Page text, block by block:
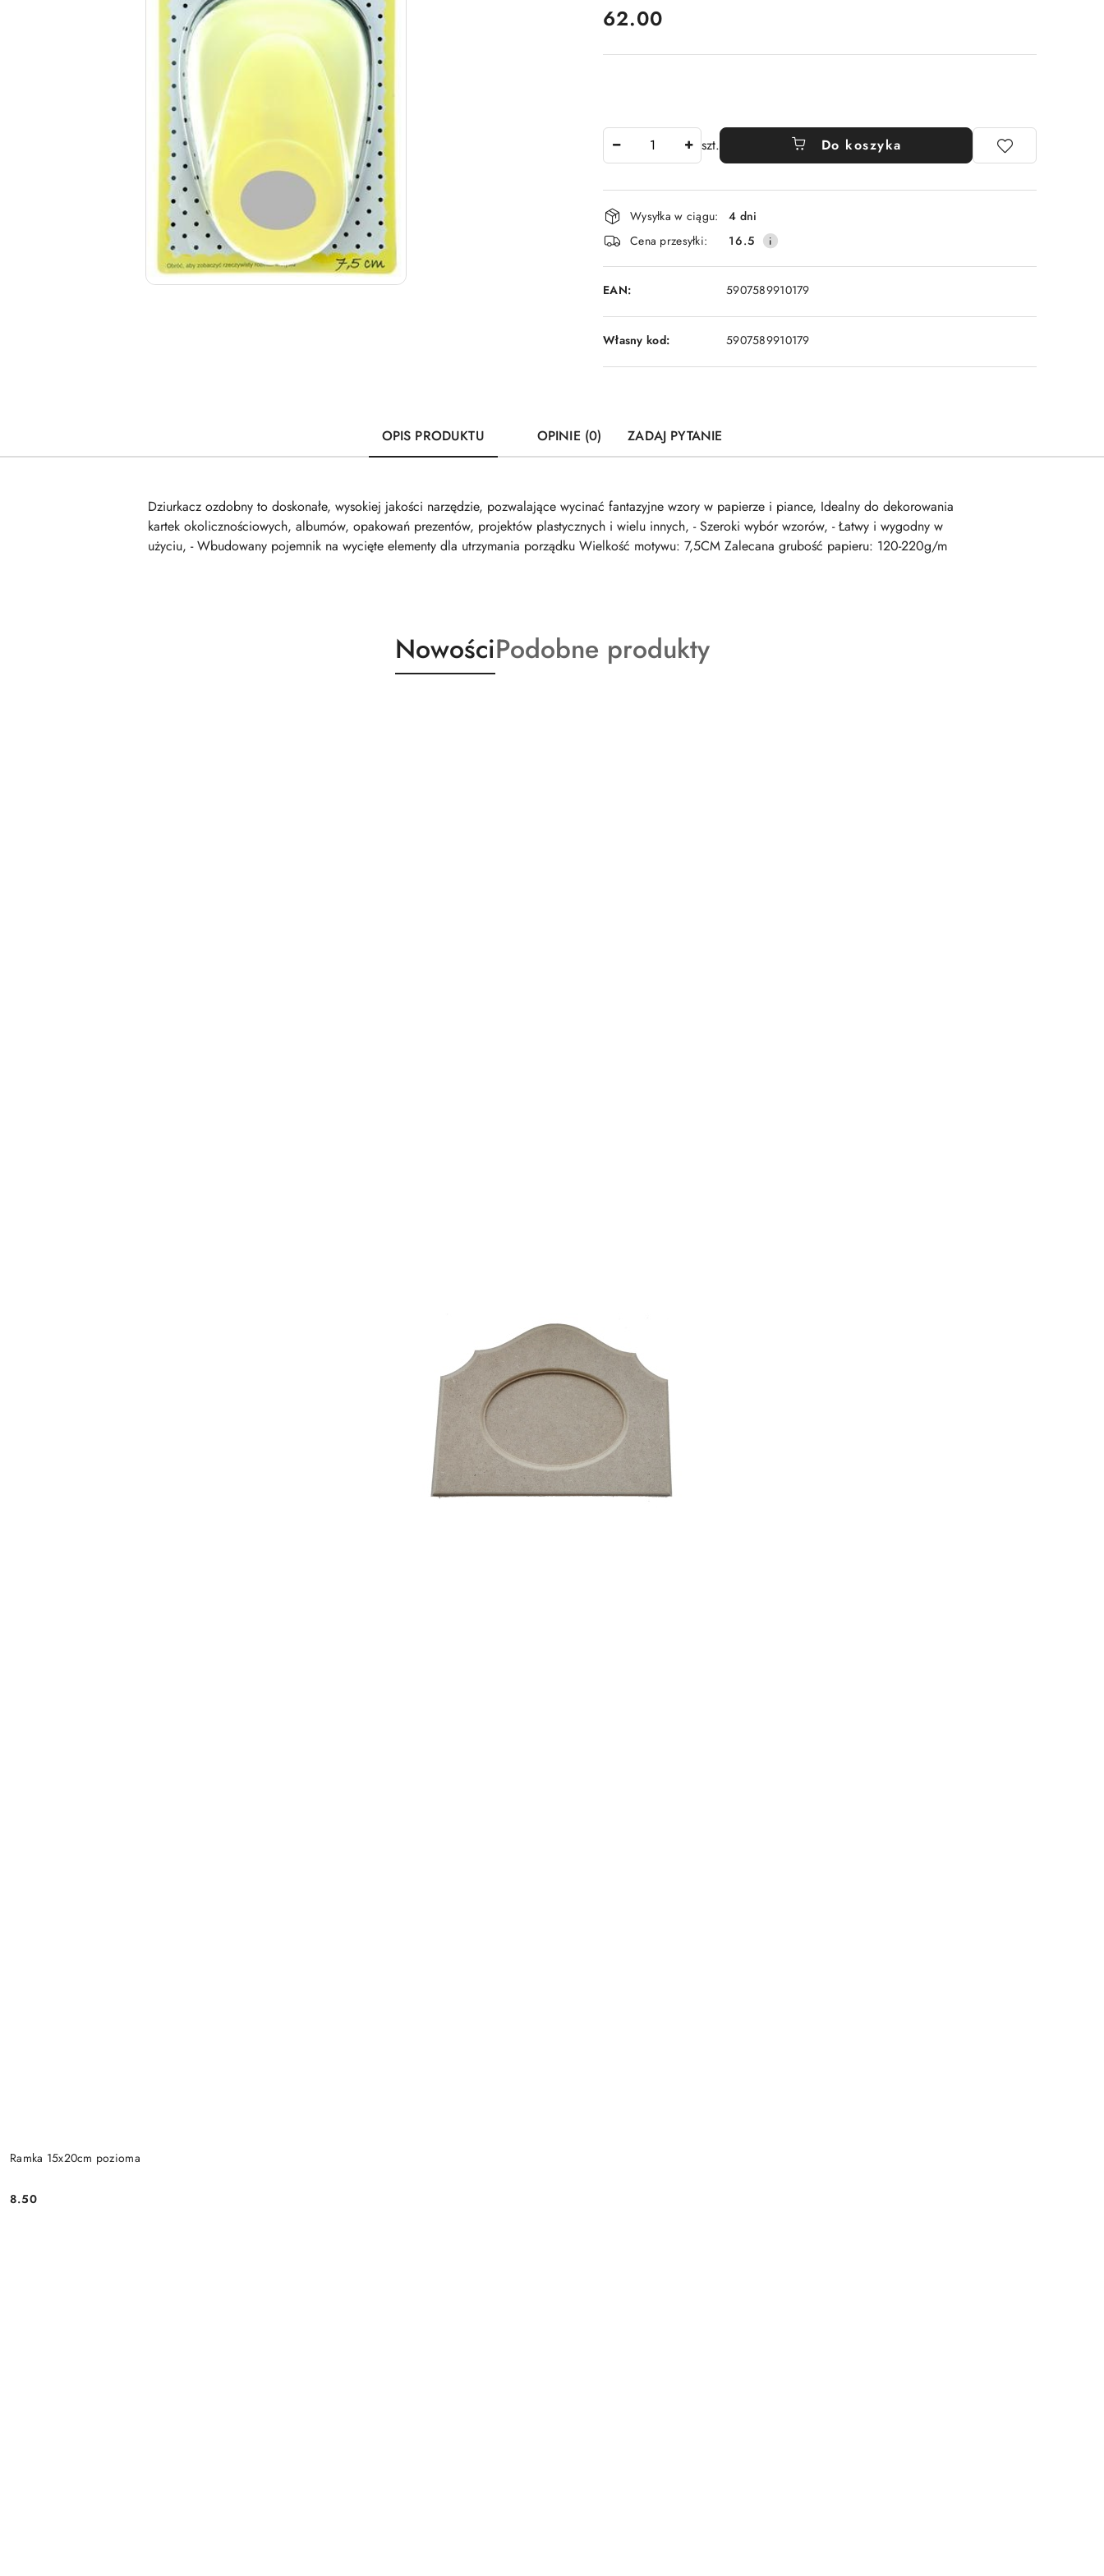
cena:
62.00
szt. Do koszyka
Dostępność
i
dostawa
Wysyłka w ciągu:
4 dni
Cena przesyłki:
16.5
EAN: 5907589910179
Własny kod: 5907589910179
OPIS PRODUKTU OPINIE (0) ZADAJ PYTANIE
Dziurkacz ozdobny to doskonałe, wysokiej jakości narzędzie, pozwalające wycinać fantazyjne wzory w papierze i piance, Idealny do dekorowania
kartek okolicznościowych, albumów, opakowań prezentów, projektów plastycznych i wielu innych, - Szeroki wybór wzorów, - Łatwy i wygodny w
użyciu, - Wbudowany pojemnik na wycięte elementy dla utrzymania porządku Wielkość motywu: 7,5CM Zalecana grubość papieru: 120-220g/m
Produkty
o
NowościProdukty
o
Podobne produkty
Ramka 15x20cm pozioma
Cena:
8.50